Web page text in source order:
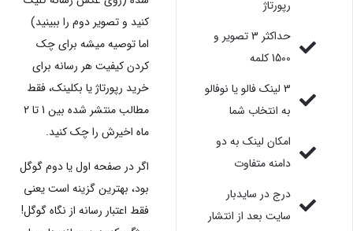
رپورتاژ
حداکثر 3 تصویر و
1500 کلمه
3 لینک فالو یا نوفالو
به انتخاب شما
امکان لینک به دو
دامنه متفاوت
درج در سایدبار
سایت بعد از انتشار
کنید و تصویر دوم را ببینید)
اما توصیه میشه برای چک
کردن کیفیت هر رسانه برای
خرید رپورتاژ یا بکلینک، فقط
مطالب منتشر شده بین 1 تا 2
ماه اخیرش را چک کنید.
اگر در صفحه اول یا دوم گوگل
بود، بهترین گزینه است یعنی
فقط اعتبار رسانه از نگاه گوگل!